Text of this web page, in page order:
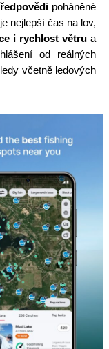
poháněné
nejlepší čas na lov,
i rychlost větrua
od reálných
včetně ledových